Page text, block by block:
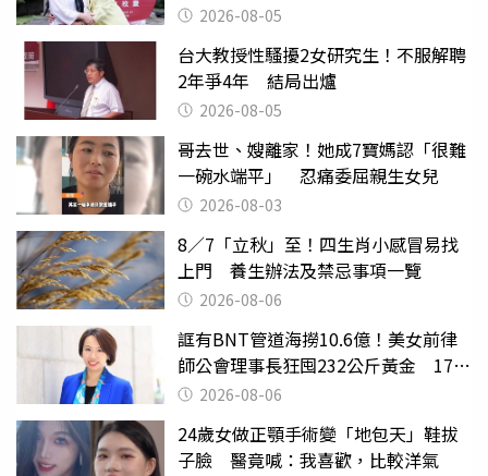
2026-08-05
台大教授性騷擾2女研究生！不服解聘
2年爭4年 結局出爐
2026-08-05
哥去世、嫂離家！她成7寶媽認「很難
一碗水端平」 忍痛委屈親生女兒
2026-08-03
8／7「立秋」至！四生肖小感冒易找
上門 養生辦法及禁忌事項一覽
2026-08-06
誆有BNT管道海撈10.6億！美女前律
師公會理事長狂囤232公斤黃金 17人
遭起訴
2026-08-06
24歲女做正顎手術變「地包天」鞋拔
子臉 醫竟喊：我喜歡，比較洋氣